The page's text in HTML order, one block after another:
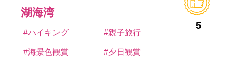
湖海湾
5
#ハイキング #親子旅行
#海景色観賞 #夕日観賞